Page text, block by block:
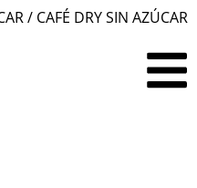
/ CAFÉ DRY SIN AZÚCAR